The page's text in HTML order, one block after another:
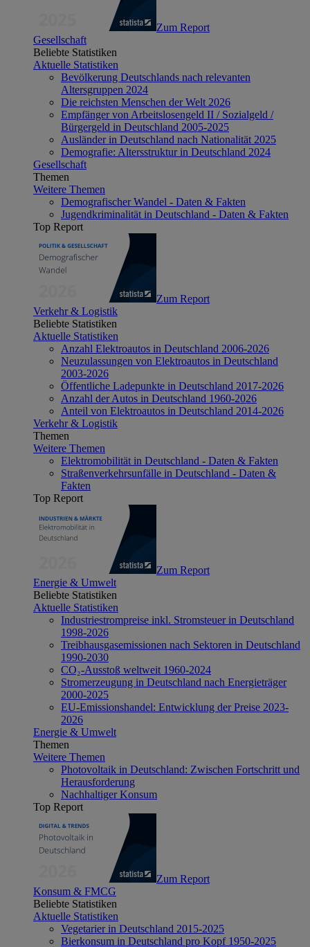
Zum Report
Gesellschaft
Beliebte Statistiken
Aktuelle Statistiken
Bevölkerung Deutschlands nach relevanten
Altersgruppen 2024
Die reichsten Menschen der Welt 2026
Empfänger von Arbeitslosengeld II / Sozialgeld /
Bürgergeld in Deutschland 2005-2025
Ausländer in Deutschland nach Nationalität 2025
Demografie: Altersstruktur in Deutschland 2024
Gesellschaft
Themen
Weitere Themen
Demografischer Wandel - Daten & Fakten
Jugendkriminalität in Deutschland - Daten & Fakten
Top Report
Zum Report
Verkehr & Logistik
Beliebte Statistiken
Aktuelle Statistiken
Anzahl Elektroautos in Deutschland 2006-2026
Neuzulassungen von Elektroautos in Deutschland
2003-2026
Öffentliche Ladepunkte in Deutschland 2017-2026
Anzahl der Autos in Deutschland 1960-2026
Anteil von Elektroautos in Deutschland 2014-2026
Verkehr & Logistik
Themen
Weitere Themen
Elektromobilität in Deutschland - Daten & Fakten
Straßenverkehrsunfälle in Deutschland - Daten &
Fakten
Top Report
Zum Report
Energie & Umwelt
Beliebte Statistiken
Aktuelle Statistiken
Industriestrompreise inkl. Stromsteuer in Deutschland
1998-2026
Treibhausgasemissionen nach Sektoren in Deutschland
1990-2030
CO₂-Ausstoß weltweit 1960-2024
Stromerzeugung in Deutschland nach Energieträger
2000-2025
EU-Emissionshandel: Entwicklung der Preise 2023-
2026
Energie & Umwelt
Themen
Weitere Themen
Photovoltaik in Deutschland: Zwischen Fortschritt und
Herausforderung
Nachhaltiger Konsum
Top Report
Zum Report
Konsum & FMCG
Beliebte Statistiken
Aktuelle Statistiken
Vegetarier in Deutschland 2015-2025
Bierkonsum in Deutschland pro Kopf 1950-2025